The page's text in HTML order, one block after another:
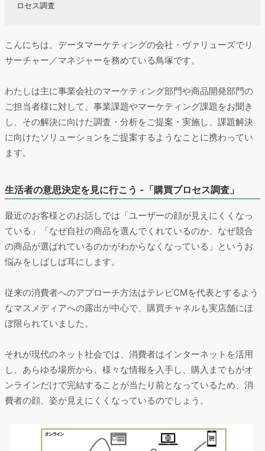
ロセス調査
こんにちは。データマーケティングの会社・ヴァリューズでリ
サーチャー／マネジャーを務めている鳥塚です。
わたしは主に事業会社のマーケティング部門や商品開発部門の
ご担当者様に対して、事業課題やマーケティング課題をお聞き
し、その解決に向けた調査・分析をご提案・実施し、課題解決
に向けたソリューションをご提案するようなことに携わってい
ます。
生活者の意思決定を見に行こう -「購買プロセス調査」
最近のお客様とのお話しでは「ユーザーの顔が見えにくくなっ
ている」「なぜ自社の商品を選んでくれているのか、なぜ競合
の商品が選ばれているのかがわからなくなっている」というお
悩みをしばしば耳にします。
従来の消費者へのアプローチ方法はテレビCMを代表とするよう
なマスメディアへの露出が中心で、購買チャネルも実店舗にほ
ぼ限られていました。
それが現代のネット社会では、消費者はインターネットを活用
し、あらゆる場所から、様々な情報を入手し、購入までもがオ
ンラインだけで完結することが当たり前となっているため、消
費者の顔、姿が見えにくくなっているのでしょう。